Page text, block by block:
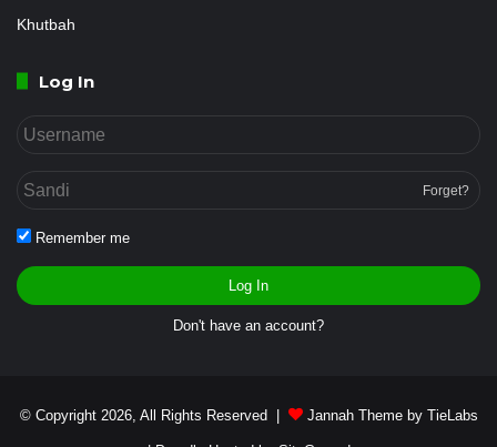
Khutbah
Log In
Forget?
Remember me
Log In
Don't have an account?
© Copyright 2026, All Rights Reserved | Jannah Theme by TieLabs